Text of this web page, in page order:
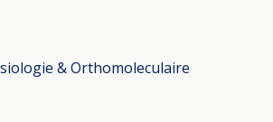
& Orthomoleculaire